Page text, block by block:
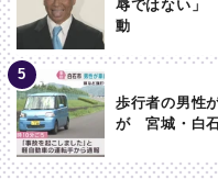
辱ではない」
動
歩行者の男性
が 宮城・白